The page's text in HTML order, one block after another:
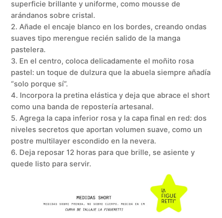
superficie brillante y uniforme, como mousse de
arándanos sobre cristal.
2. Añade el encaje blanco en los bordes, creando ondas
suaves tipo merengue recién salido de la manga
pastelera.
3. En el centro, coloca delicadamente el moñito rosa
pastel: un toque de dulzura que la abuela siempre añadía
“solo porque sí”.
4. Incorpora la pretina elástica y deja que abrace el short
como una banda de repostería artesanal.
5. Agrega la capa inferior rosa y la capa final en red: dos
niveles secretos que aportan volumen suave, como un
postre multilayer escondido en la nevera.
6. Deja reposar 12 horas para que brille, se asiente y
quede listo para servir.